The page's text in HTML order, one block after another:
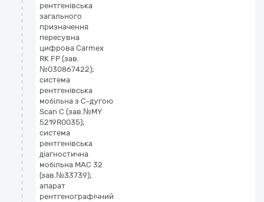
рентгенівська
загального
призначення
пересувна
цифрова Carmex
RK FP (зав.
№030867422);
система
рентгенівська
мобільна з С-дугою
Scan C (зав.№MY
5219R0035);
система
рентгенівська
діагностична
мобільна МАС 32
(зав.№33739);
апарат
рентгенографічний